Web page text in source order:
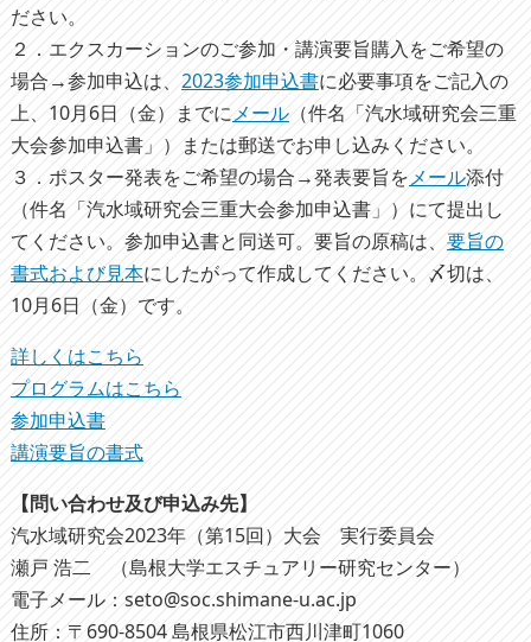
ださい。
２．エクスカーションのご参加・講演要旨購入をご希望の
場合→参加申込は、 2023参加申込書に必要事項をご記入の
上、10月6日（金）までにメール（件名「汽水域研究会三重
大会参加申込書」）または郵送でお申し込みください。
３．ポスター発表をご希望の場合→発表要旨をメール添付
（件名「汽水域研究会三重大会参加申込書」）にて提出し
てください。参加申込書と同送可。要旨の原稿は、 要旨の
書式および見本にしたがって作成してください。〆切は、
10月6日（金）です。
詳しくはこちら
プログラムはこちら
参加申込書
講演要旨の書式
【問い合わせ及び申込み先】
汽水域研究会2023年（第15回）大会 実行委員会
瀬戸 浩二 （島根大学エスチュアリー研究センター）
電子メール：seto@soc.shimane-u.ac.jp
住所：〒690-8504 島根県松江市西川津町1060